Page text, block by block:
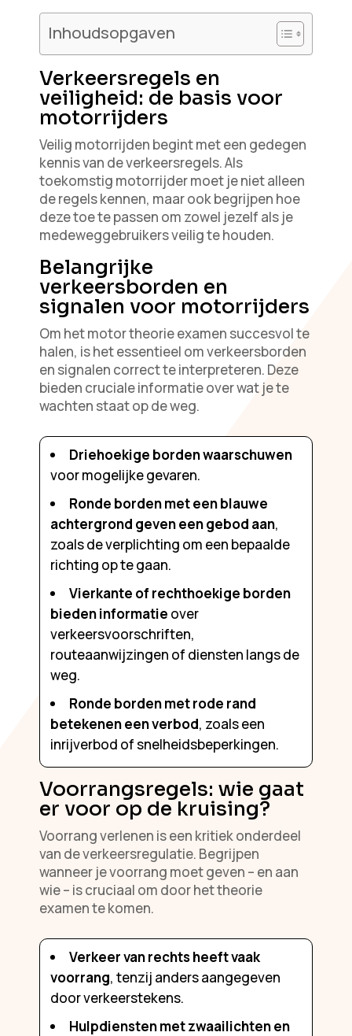
Inhoudsopgaven
Verkeersregels en
veiligheid: de basis voor
motorrijders
Veilig motorrijden begint met een gedegen
kennis van de verkeersregels. Als
toekomstig motorrijder moet je niet alleen
de regels kennen, maar ook begrijpen hoe
deze toe te passen om zowel jezelf als je
medeweggebruikers veilig te houden.
Belangrijke
verkeersborden en
signalen voor motorrijders
Om het motor theorie examen succesvol te
halen, is het essentieel om verkeersborden
en signalen correct te interpreteren. Deze
bieden cruciale informatie over wat je te
wachten staat op de weg.
Driehoekige borden waarschuwen
voor mogelijke gevaren.
Ronde borden met een blauwe
achtergrond geven een gebod aan,
zoals de verplichting om een bepaalde
richting op te gaan.
Vierkante of rechthoekige borden
bieden informatie over
verkeersvoorschriften,
routeaanwijzingen of diensten langs de
weg.
Ronde borden met rode rand
betekenen een verbod, zoals een
inrijverbod of snelheidsbeperkingen.
Voorrangsregels: wie gaat
er voor op de kruising?
Voorrang verlenen is een kritiek onderdeel
van de verkeersregulatie. Begrijpen
wanneer je voorrang moet geven – en aan
wie – is cruciaal om door het theorie
examen te komen.
Verkeer van rechts heeft vaak
voorrang, tenzij anders aangegeven
door verkeerstekens.
Hulpdiensten met zwaailichten en